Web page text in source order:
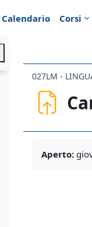
Calendario Corsi
027LM -
Aperto: